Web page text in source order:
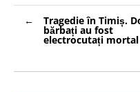
Navigare
în
articole
Tragedie în Timiș.
bărbați au fost
electrocutați mortal